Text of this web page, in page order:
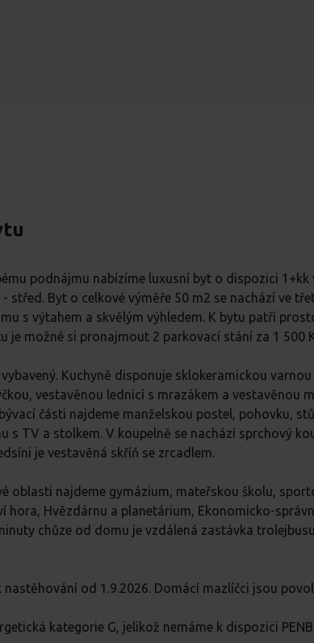
podnájmu nabízíme luxusní byt o dispozici 1+kk
- střed. Byt o celkové výměře 50 m2 se nachází ve
s výtahem a skvělým výhledem. K bytu patří
je možné si pronajmout 2 parkovací stání za 1 500
Kuchyně disponuje sklokeramickou
vestavěnou lednicí s mrazákem a vestavěnou
části najdeme manželskou postel, pohovku,
s TV a stolkem. V koupelně se nachází sprchový
je vestavěná skříň se zrcadlem.
oblasti najdeme gymázium, mateřskou školu,
hora, Hvězdárnu a planetárium, Ekonomicko-
chůze od domu je vzdálená zastávka
nastěhování od 1.9.2026. Domácí mazlíčci jsou
kategorie G, jelikož nemáme k dispozici